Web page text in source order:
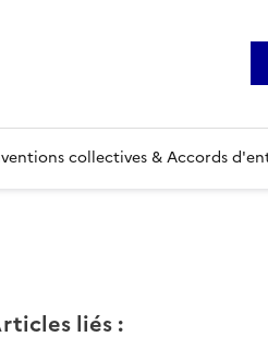
collectives & Accords
liés: